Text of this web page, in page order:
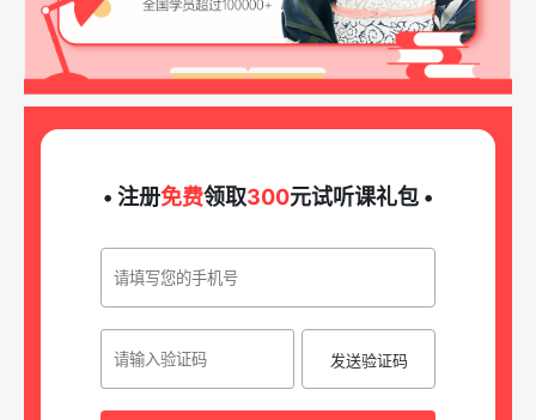
• 注册免费领取300元试听课礼包 •
发送验证码